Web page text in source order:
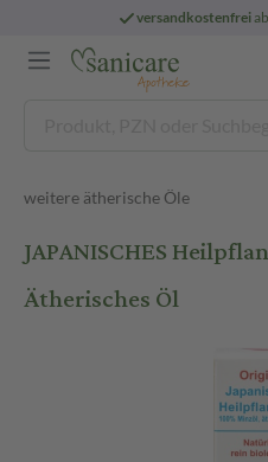
versandkostenfrei
weitere ätherische Öle
JAPANISCHES
Ätherisches Öl